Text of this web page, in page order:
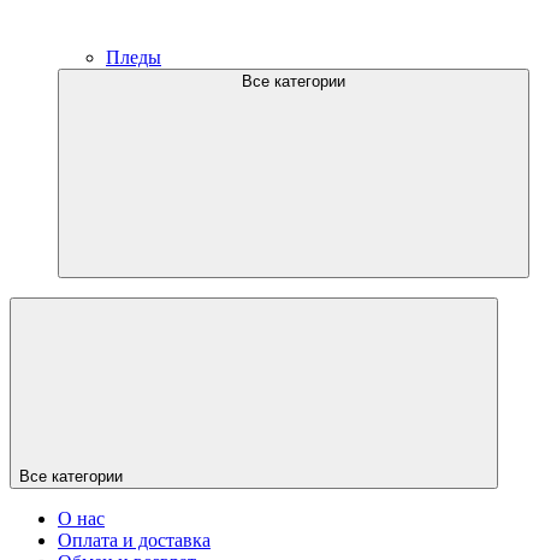
Пледы
Все категории
Все категории
О нас
Оплата и доставка